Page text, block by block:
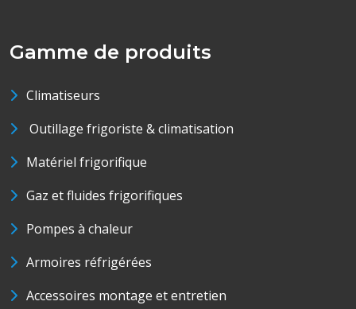
Gamme de produits
Climatiseurs
Outillage frigoriste & climatisation
Matériel frigorifique
Gaz et fluides frigorifiques
Pompes à chaleur
Armoires réfrigérées
Accessoires montage et entretien